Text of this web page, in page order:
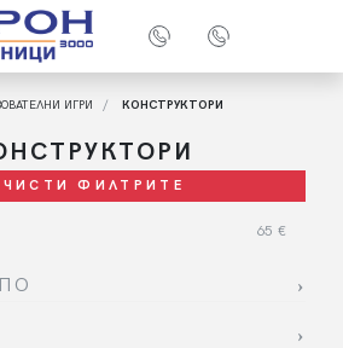
ИГРИ КОНСТРУКТОРИ
ФИЛТРИТЕ
65 €